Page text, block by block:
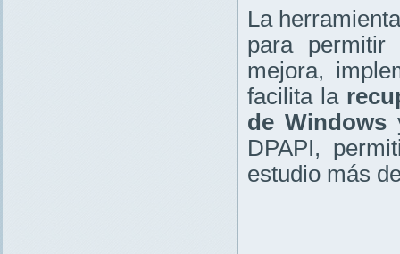
La
para
mejora,
facilita la
de Windows
DPAPI,
estudio más